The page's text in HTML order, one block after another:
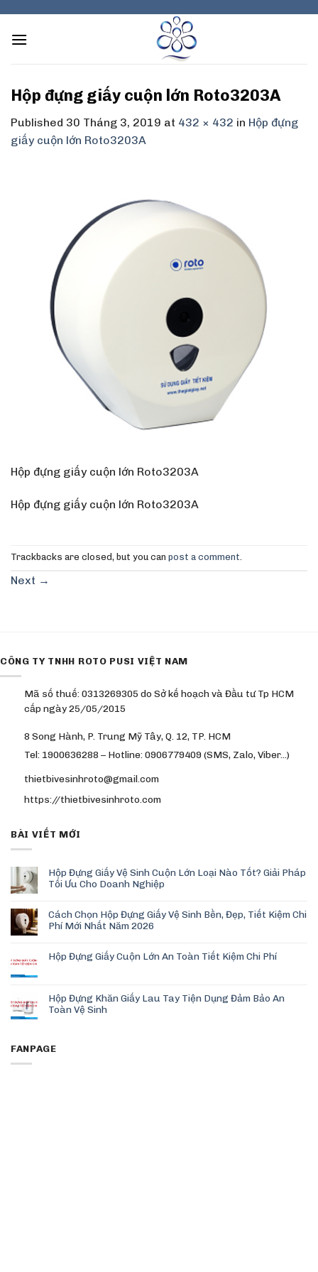
content
Hộp đựng giấy cuộn lớn Roto3203A
Published 30 Tháng 3, 2019 at 432 × 432 in Hộp đựng
giấy cuộn lớn Roto3203A
Hộp đựng giấy cuộn lớn Roto3203A
Hộp đựng giấy cuộn lớn Roto3203A
Trackbacks are closed, but you can post a comment.
Next →
CÔNG TY TNHH ROTO PUSI VIỆT NAM
Mã số thuế: 0313269305 do Sở kế hoạch và Đầu tư Tp HCM
cấp ngày 25/05/2015
8 Song Hành, P. Trung Mỹ Tây, Q. 12, TP. HCM
Tel: 1900636288 – Hotline: 0906779409 (SMS, Zalo, Viber…)
thietbivesinhroto@gmail.com
https://thietbivesinhroto.com
BÀI VIẾT MỚI
Hộp Đựng Giấy Vệ Sinh Cuộn Lớn Loại Nào Tốt? Giải Pháp
Tối Ưu Cho Doanh Nghiệp
Cách Chọn Hộp Đựng Giấy Vệ Sinh Bền, Đẹp, Tiết Kiệm Chi
Phí Mới Nhất Năm 2026
Hộp Đựng Giấy Cuộn Lớn An Toàn Tiết Kiệm Chi Phí
Hộp Đựng Khăn Giấy Lau Tay Tiện Dụng Đảm Bảo An
Toàn Vệ Sinh
FANPAGE